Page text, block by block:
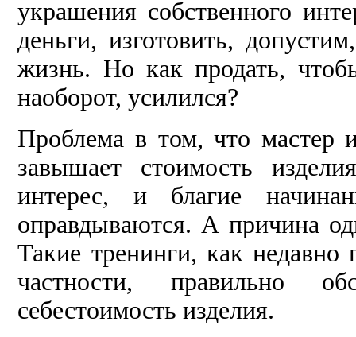
украшения собственного
деньги, изготовить,
жизнь. Но как продать,
наоборот, усилился?
Проблема в том, что мастер
завышает стоимость
интерес, и благие
оправдываются. А причина
Такие тренинги, как
частности, правильно
себестоимость изделия.